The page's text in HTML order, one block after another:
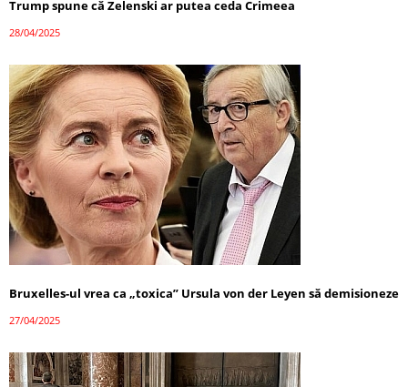
Trump spune că Zelenski ar putea ceda Crimeea
28/04/2025
Bruxelles-ul vrea ca „toxica” Ursula von der Leyen să demisioneze
27/04/2025